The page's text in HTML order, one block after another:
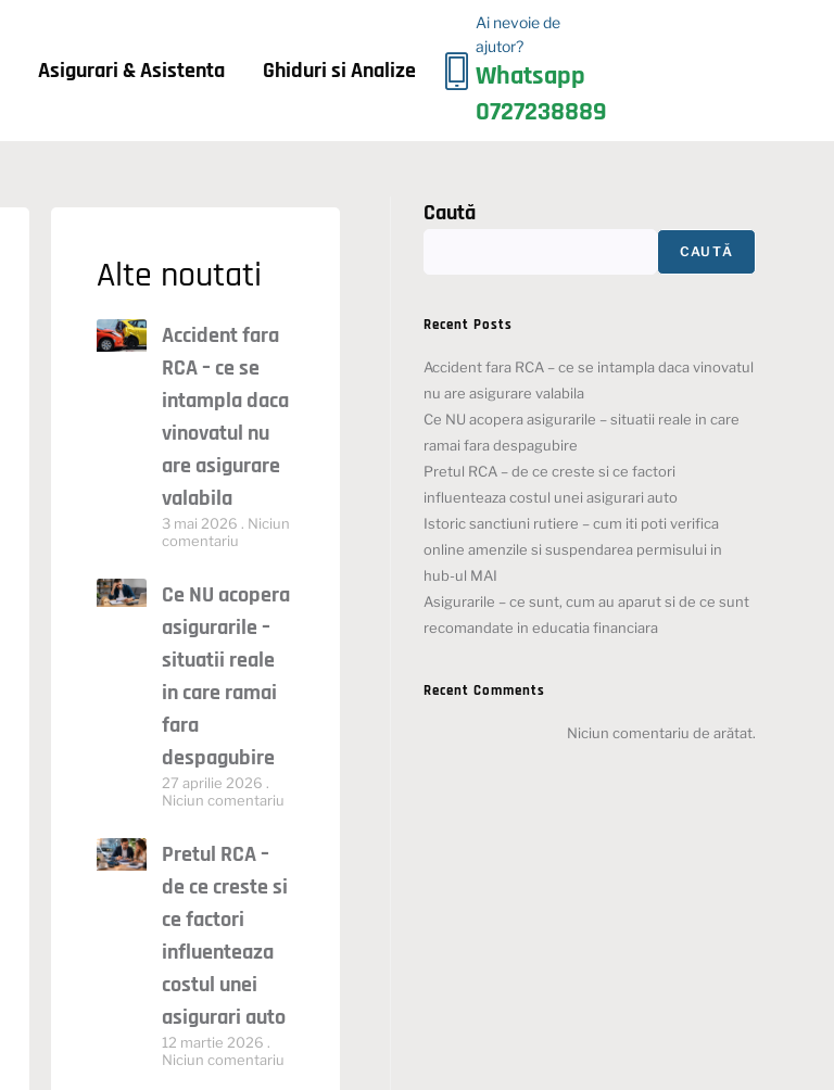
Asigurari & Asistenta Ghiduri si Analize
Ai nevoie de
ajutor?
Whatsapp
0727238889
Alte noutati
Accident fara
RCA – ce se
intampla daca
vinovatul nu
are asigurare
valabila
3 mai 2026
Niciun
comentariu
Ce NU acopera
asigurarile –
situatii reale
in care ramai
fara
despagubire
27 aprilie 2026
Niciun comentariu
Pretul RCA –
de ce creste si
ce factori
influenteaza
costul unei
asigurari auto
12 martie 2026
Niciun comentariu
Caută
CAUTĂ
Recent Posts
Accident fara RCA – ce se intampla daca vinovatul
nu are asigurare valabila
Ce NU acopera asigurarile – situatii reale in care
ramai fara despagubire
Pretul RCA – de ce creste si ce factori
influenteaza costul unei asigurari auto
Istoric sanctiuni rutiere – cum iti poti verifica
online amenzile si suspendarea permisului in
hub-ul MAI
Asigurarile – ce sunt, cum au aparut si de ce sunt
recomandate in educatia financiara
Recent Comments
Niciun comentariu de arătat.